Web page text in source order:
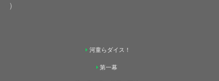
）
河童らダイス！
第一幕